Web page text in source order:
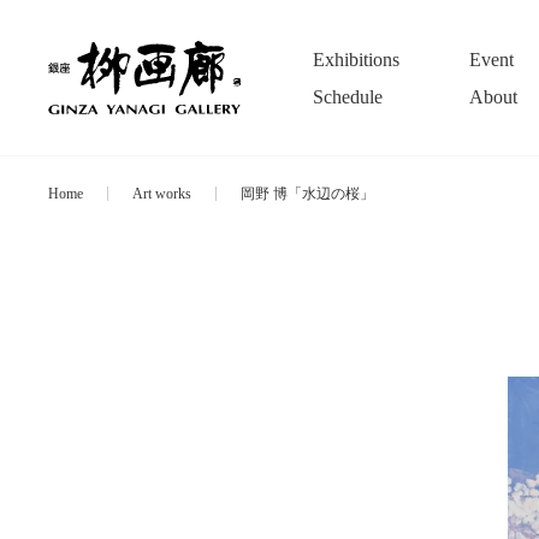
Exhibitions
Event
Schedule
About
Home Art works 岡野 博「水辺の桜」